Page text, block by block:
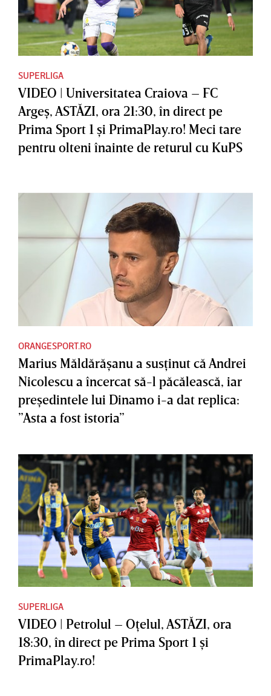
SUPERLIGA
VIDEO | Universitatea Craiova – FC
Argeş, ASTĂZI, ora 21:30, în direct pe
Prima Sport 1 şi PrimaPlay.ro! Meci tare
pentru olteni înainte de returul cu KuPS
ORANGESPORT.RO
Marius Măldărăşanu a susţinut că Andrei
Nicolescu a încercat să-l păcălească, iar
preşedintele lui Dinamo i-a dat replica:
”Asta a fost istoria”
SUPERLIGA
VIDEO | Petrolul – Oţelul, ASTĂZI, ora
18:30, în direct pe Prima Sport 1 şi
PrimaPlay.ro!